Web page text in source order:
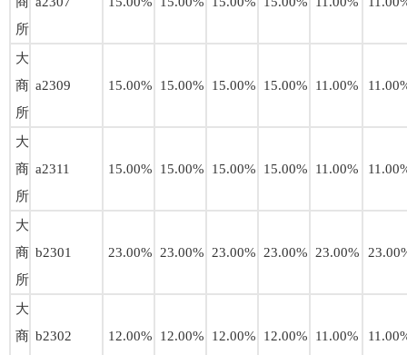
所
大
商
所
a2309 15.00% 15.00% 15.00% 15.00% 11.00%
大
商
所
a2311 15.00% 15.00% 15.00% 15.00% 11.00%
大
商
所
b2301 23.00% 23.00% 23.00% 23.00% 23.00%
大
商 b2302 12.00% 12.00% 12.00% 12.00% 11.00%